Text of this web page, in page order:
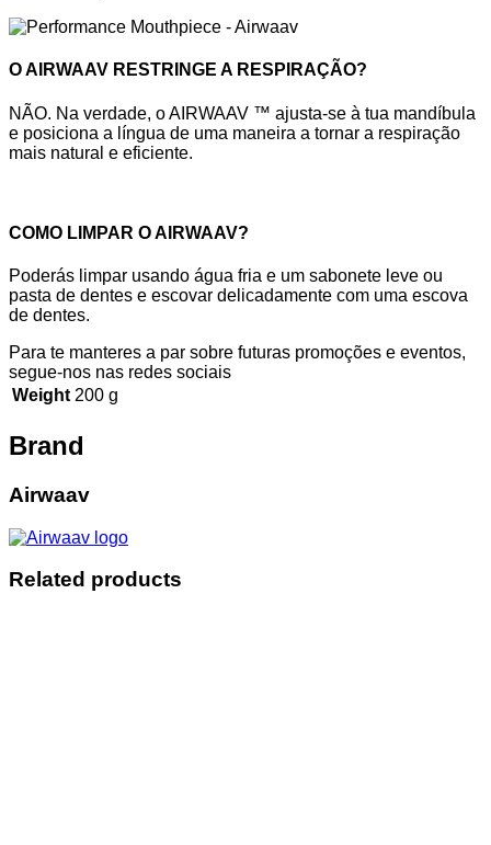
O AIRWAAV RESTRINGE A RESPIRAÇÃO?
NÃO. Na verdade, o AIRWAAV ™ ajusta-se à tua mandíbula
e posiciona a língua de uma maneira a tornar a respiração
mais natural e eficiente.
COMO LIMPAR O AIRWAAV?
Poderás limpar usando água fria e um sabonete leve ou
pasta de dentes e escovar delicadamente com uma escova
de dentes.
Para te manteres a par sobre futuras promoções e eventos,
segue-nos nas redes sociais
Weight 200 g
Brand
Airwaav
Related products